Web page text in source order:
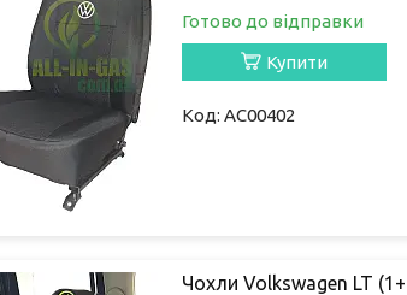
Готово до відправки
Купити
AC00402
Чохли Volkswagen LT